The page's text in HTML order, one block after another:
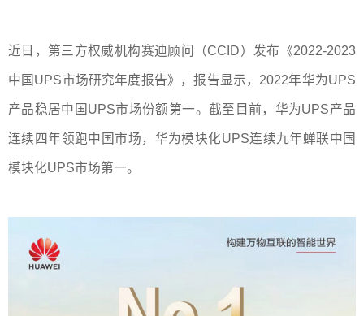
近日，第三方权威机构赛迪顾问（CCID）发布《2022-2023
中国UPS市场研究年度报告》，报告显示，2022年华为UPS
产品稳居中国UPS市场份额第一。截至目前，华为UPS产品
连续四年领跑中国市场，华为模块化UPS连续九年蝉联中国
模块化UPS市场第一。